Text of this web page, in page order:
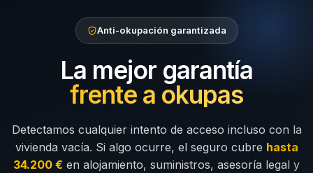
Anti-okupación garantizada
La mejor garantía
frente a okupas
Detectamos cualquier intento de acceso incluso con la
vivienda vacía. Si algo ocurre, el seguro cubre hasta
34.200 € en alojamiento, suministros, asesoría legal y